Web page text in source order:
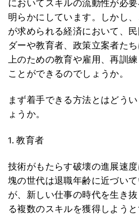
においてスキルの流動性が必要
明らかにしています。しかし
が求められる経済において、
ダーや教育者、政策立案者た
上のための教育や雇用、再訓
ことができるのでしょうか。
まず着手できる方法とはどう
ょうか。
1. 教育者
技術がもたらす破壊の進展速
塊の世代は退職年齢に近づい
が、新しい仕事の時代を生き
る複数のスキルを獲得しよう